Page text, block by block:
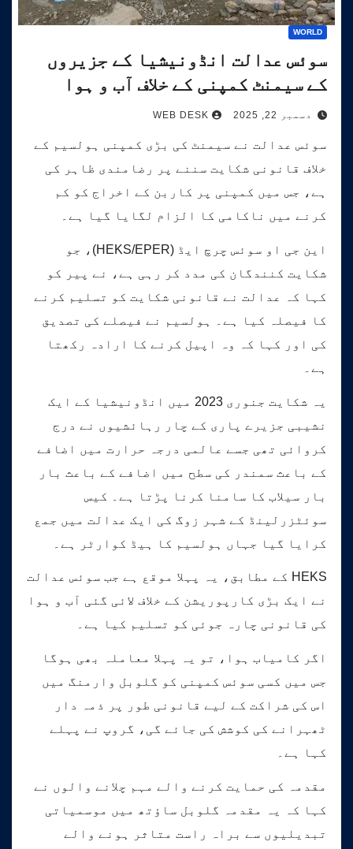
WORLD
سوئس عدالت انڈونیشیا کے جزیروں
کے سیمنٹ کمپنی کے خلاف آب و ہوا
کیس کی سماعت کرے گی۔
دسمبر 22, 2025 WEB DESK
سوئس عدالت نے سیمنٹ کی بڑی کمپنی ہولسیم کے
خلاف قانونی شکایت سننے پر رضامندی ظاہر کی
ہے، جس میں کمپنی پر کاربن کے اخراج کو کم
کرنے میں ناکامی کا الزام لگایا گیا ہے۔
این جی او سوئس چرچ ایڈ (HEKS/EPER)، جو
شکایت کنندگان کی مدد کر رہی ہے، نے پیر کو
کہا کہ عدالت نے قانونی شکایت کو تسلیم کرنے
کا فیصلہ کیا ہے۔ ہولسیم نے فیصلے کی تصدیق
کی اور کہا کہ وہ اپیل کرنے کا ارادہ رکھتا
ہے۔
یہ شکایت جنوری 2023 میں انڈونیشیا کے ایک
نشیبی جزیرے پاری کے چار رہائشیوں نے درج
کروائی تھی جسے عالمی درجہ حرارت میں اضافے
کے باعث سمندر کی سطح میں اضافے کے باعث بار
بار سیلاب کا سامنا کرنا پڑتا ہے۔ کیس
سوئٹزرلینڈ کے شہر زوگ کی ایک عدالت میں جمع
کرایا گیا جہاں ہولسیم کا ہیڈ کوارٹر ہے۔
HEKS کے مطابق، یہ پہلا موقع ہے جب سوئس عدالت
نے ایک بڑی کارپوریشن کے خلاف لائی گئی آب و ہوا
کی قانونی چارہ جوئی کو تسلیم کیا ہے۔
اگر کامیاب ہوا، تو یہ پہلا معاملہ بھی ہوگا
جس میں کسی سوئس کمپنی کو گلوبل وارمنگ میں
اس کی شراکت کے لیے قانونی طور پر ذمہ دار
ٹھہرانے کی کوشش کی جائے گی، گروپ نے پہلے
کہا ہے۔
مقدمہ کی حمایت کرنے والے مہم چلانے والوں نے
کہا کہ یہ مقدمہ گلوبل ساؤتھ میں موسمیاتی
تبدیلیوں سے براہ راست متاثر ہونے والے